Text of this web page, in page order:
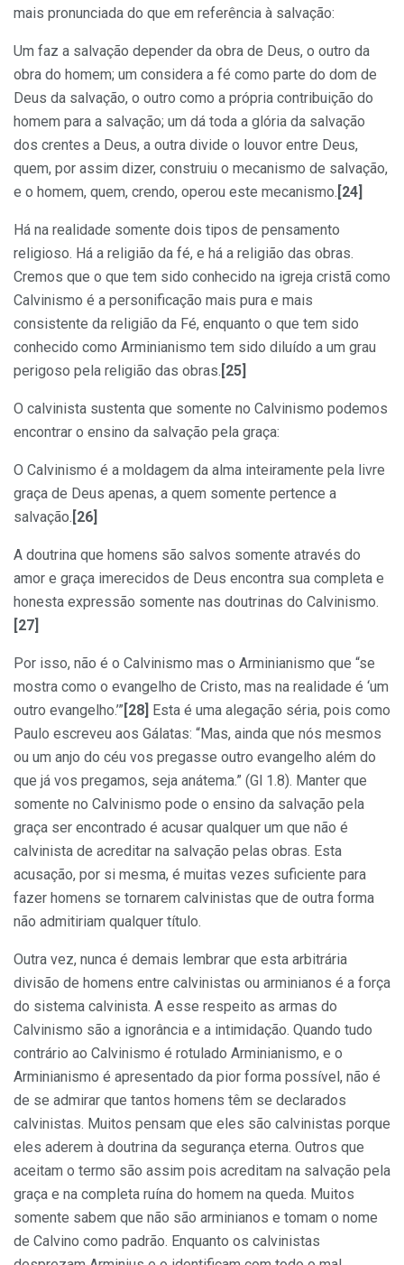
mais pronunciada do que em referência à salvação:
Um faz a salvação depender da obra de Deus, o outro da
obra do homem; um considera a fé como parte do dom de
Deus da salvação, o outro como a própria contribuição do
homem para a salvação; um dá toda a glória da salvação
dos crentes a Deus, a outra divide o louvor entre Deus,
quem, por assim dizer, construiu o mecanismo de salvação,
e o homem, quem, crendo, operou este mecanismo. [24]
Há na realidade somente dois tipos de pensamento
religioso. Há a religião da fé, e há a religião das obras.
Cremos que o que tem sido conhecido na igreja cristã como
Calvinismo é a personificação mais pura e mais
consistente da religião da Fé, enquanto o que tem sido
conhecido como Arminianismo tem sido diluído a um grau
perigoso pela religião das obras. [25]
O calvinista sustenta que somente no Calvinismo podemos
encontrar o ensino da salvação pela graça:
O Calvinismo é a moldagem da alma inteiramente pela livre
graça de Deus apenas, a quem somente pertence a
salvação. [26]
A doutrina que homens são salvos somente através do
amor e graça imerecidos de Deus encontra sua completa e
honesta expressão somente nas doutrinas do Calvinismo.
[27]
Por isso, não é o Calvinismo mas o Arminianismo que “se
mostra como o evangelho de Cristo, mas na realidade é ‘um
outro evangelho.’” [28] Esta é uma alegação séria, pois como
Paulo escreveu aos Gálatas: “Mas, ainda que nós mesmos
ou um anjo do céu vos pregasse outro evangelho além do
que já vos pregamos, seja anátema.” (Gl 1.8). Manter que
somente no Calvinismo pode o ensino da salvação pela
graça ser encontrado é acusar qualquer um que não é
calvinista de acreditar na salvação pelas obras. Esta
acusação, por si mesma, é muitas vezes suficiente para
fazer homens se tornarem calvinistas que de outra forma
não admitiriam qualquer título.
Outra vez, nunca é demais lembrar que esta arbitrária
divisão de homens entre calvinistas ou arminianos é a força
do sistema calvinista. A esse respeito as armas do
Calvinismo são a ignorância e a intimidação. Quando tudo
contrário ao Calvinismo é rotulado Arminianismo, e o
Arminianismo é apresentado da pior forma possível, não é
de se admirar que tantos homens têm se declarados
calvinistas. Muitos pensam que eles são calvinistas porque
eles aderem à doutrina da segurança eterna. Outros que
aceitam o termo são assim pois acreditam na salvação pela
graça e na completa ruína do homem na queda. Muitos
somente sabem que não são arminianos e tomam o nome
de Calvino como padrão. Enquanto os calvinistas